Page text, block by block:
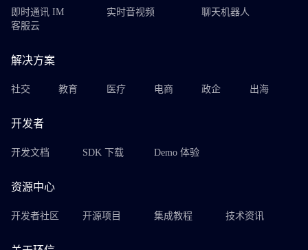
即时通讯 IM 实时音视频
聊天机器人
客服云
解决方案
社交 教育 医疗 电商 政企 出海
开发者
开发文档 SDK 下载 Demo 体验
资源中心
开发者社区 开源项目 集成教程 技术资讯